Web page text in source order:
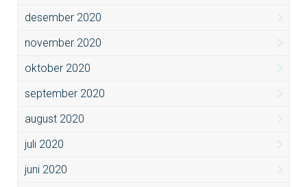
desember 2020
november 2020
oktober 2020
september 2020
august 2020
juli 2020
juni 2020